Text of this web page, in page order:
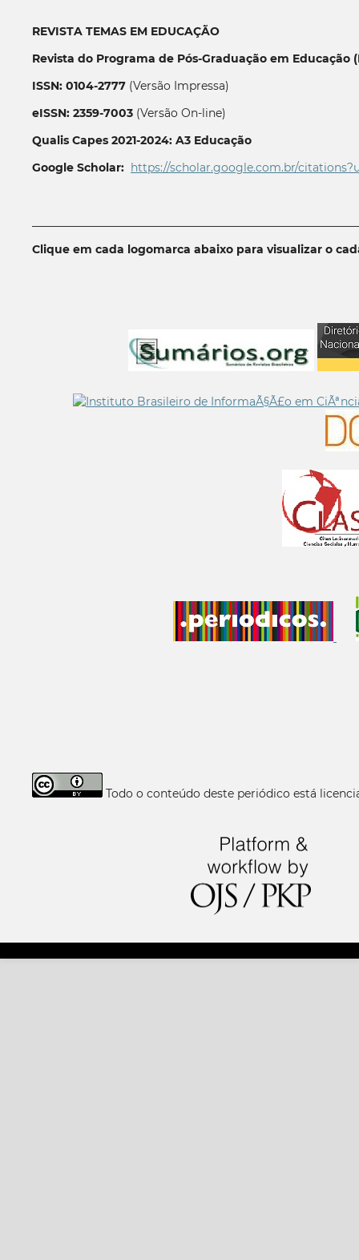
REVISTA TEMAS EM EDUCAÇÃO
Revista do Programa de Pós-Graduação em Educação
ISSN: 0104-2777(Versão Impressa)
eISSN: 2359-7003(Versão On-line)
Qualis Capes 2021-2024: A3 Educação
Google Scholar: https://scholar.google.com.br/
Clique em cada logomarca abaixo para visualizar o
Todo o conteúdo deste periódico está